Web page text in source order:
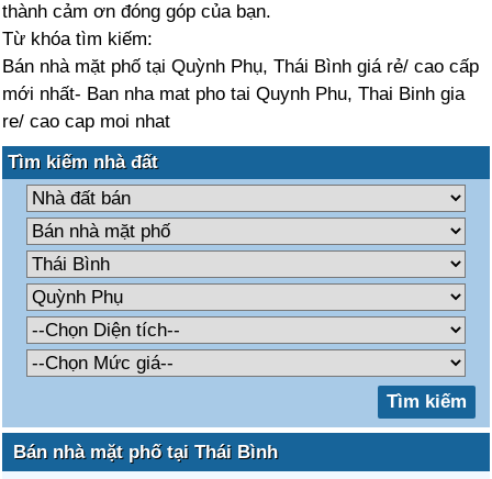
thành cảm ơn đóng góp của bạn.
Từ khóa tìm kiếm:
Bán nhà mặt phố tại Quỳnh Phụ, Thái Bình giá rẻ/ cao cấp
mới nhất- Ban nha mat pho tai Quynh Phu, Thai Binh gia
re/ cao cap moi nhat
Tìm kiếm nhà đất
Bán nhà mặt phố tại Thái Bình